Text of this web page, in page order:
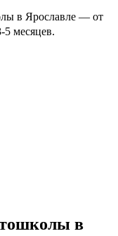
в Ярославле — от
месяцев.
в